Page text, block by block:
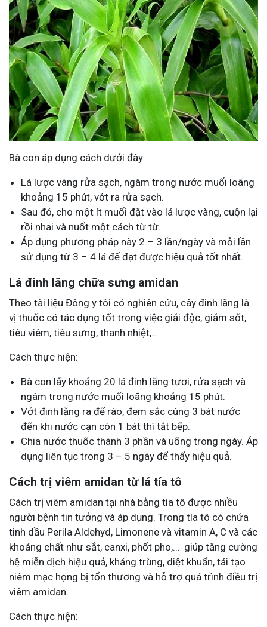
Bà con áp dụng cách dưới đây:
Lá lược vàng rửa sạch, ngâm trong nước muối loãng
khoảng 15 phút, vớt ra rửa sạch.
Sau đó, cho một ít muối đặt vào lá lược vàng, cuộn lại
rồi nhai và nuốt một cách từ từ.
Áp dụng phương pháp này 2 – 3 lần/ngày và mỗi lần
sử dụng từ 3 – 4 lá để đạt được hiệu quả tốt nhất.
Lá đinh lăng chữa sưng amidan
Theo tài liệu Đông y tôi có nghiên cứu, cây đinh lăng là
vị thuốc có tác dụng tốt trong việc giải độc, giảm sốt,
tiêu viêm, tiêu sưng, thanh nhiệt,…
Cách thực hiện:
Bà con lấy khoảng 20 lá đinh lăng tươi, rửa sạch và
ngâm trong nước muối loãng khoảng 15 phút.
Vớt đinh lăng ra để ráo, đem sắc cùng 3 bát nước
đến khi nước cạn còn 1 bát thì tắt bếp.
Chia nước thuốc thành 3 phần và uống trong ngày. Áp
dụng liên tục trong 3 – 5 ngày để thấy hiệu quả.
Cách trị viêm amidan từ lá tía tô
Cách trị viêm amidan tại nhà bằng tía tô được nhiều
người bệnh tin tưởng và áp dụng. Trong tía tô có chứa
tinh dầu Perila Aldehyd, Limonene và vitamin A, C và các
khoáng chất như sắt, canxi, phốt pho,… giúp tăng cường
hệ miễn dịch hiệu quả, kháng trùng, diệt khuẩn, tái tạo
niêm mạc họng bị tổn thương và hỗ trợ quá trình điều trị
viêm amidan.
Cách thực hiện: